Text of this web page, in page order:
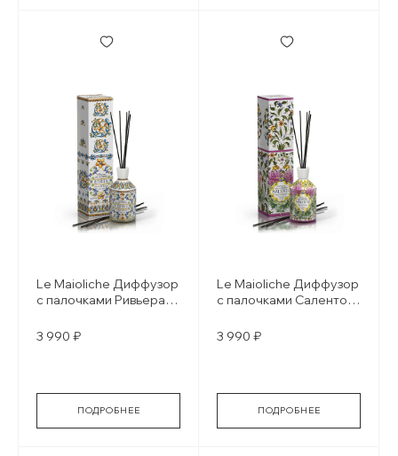
Le Maioliche Диффузор
с палочками Ривьера /
3 990 ₽
ПОДРОБНЕЕ
Le Maioliche Диффузор
с палочками Саленто /
3 990 ₽
ПОДРОБНЕЕ